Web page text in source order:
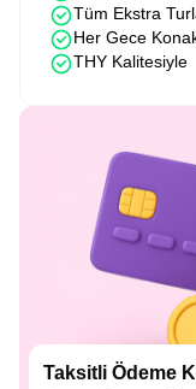
Tüm Ekstra
Her Gece
THY Kalitesiyle
Taksitli Ödeme